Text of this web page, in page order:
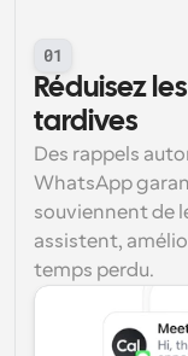
01
Réduisez
tardives
Des rappels
WhatsApp
souviennent de
assistent,
temps perdu.